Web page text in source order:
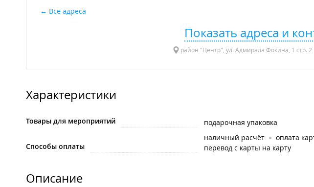
Все адреса
Показать адреса и
район "Центр", ул. Адмирала Фокина, 1 стр. 2
Характеристики
Товары для мероприятий подарочная упаковка
Способы оплаты
наличный расчёт оплата
перевод с карты на карту
Описание